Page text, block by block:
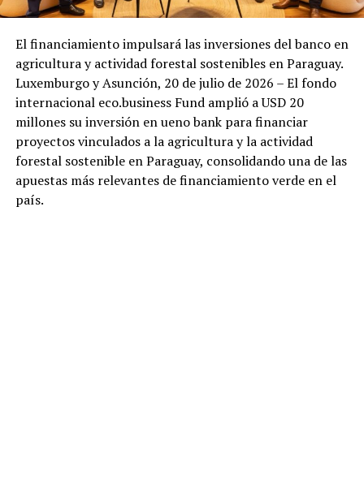
El financiamiento impulsará las inversiones del banco en
agricultura y actividad forestal sostenibles en Paraguay.
Luxemburgo y Asunción, 20 de julio de 2026 – El fondo
internacional eco.business Fund amplió a USD 20
millones su inversión en ueno bank para financiar
proyectos vinculados a la agricultura y la actividad
forestal sostenible en Paraguay, consolidando una de las
apuestas más relevantes de financiamiento verde en el
país.